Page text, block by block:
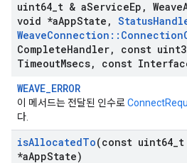
uint64 t & aServiceEp , Weave
void *aAppState , Status
WeaveConnection :: Connection
CompleteHandler, const
TimeoutMsecs, const
WEAVE_ERROR
이 메서드는 전달된 인수로
다.
isAllocatedTo(const uint64 t
*aAppState)